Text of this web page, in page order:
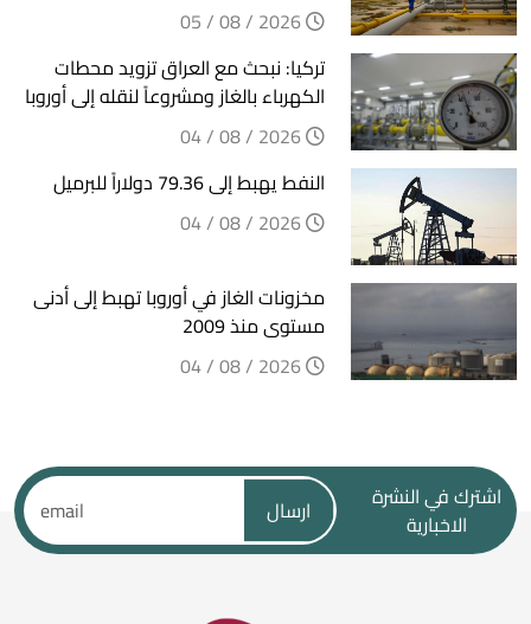
تركيا: نبحث مع العراق تزويد محطات
الكهرباء بالغاز ومشروعاً لنقله إلى أوروبا
النفط يهبط إلى 79.36 دولاراً للبرميل
مخزونات الغاز في أوروبا تهبط إلى أدنى
مستوى منذ 2009
اشترك في النشرة
الاخبارية
ارسال